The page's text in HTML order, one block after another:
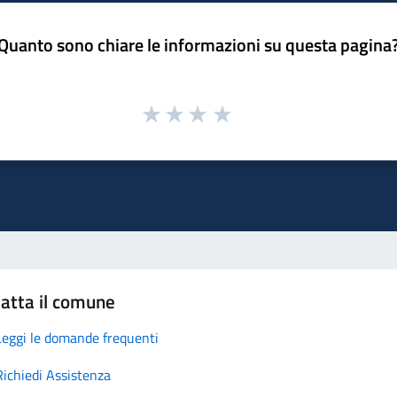
sono chiare le informazioni su questa
il comune
le domande frequenti
Assistenza